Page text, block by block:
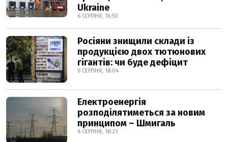
Ukraine
6 СЕРПНЯ, 16:50
Росіяни знищили склади із
продукцією двох тютюнових
гігантів: чи буде дефіцит
6 СЕРПНЯ, 18:04
Електроенергія
розподілятиметься за новим
принципом – Шмигаль
6 СЕРПНЯ, 18:23